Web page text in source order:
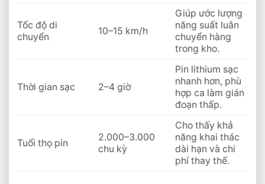
Tốc độ di
chuyển
10–15 km/h
Giúp ước lượng
năng suất luân
chuyển hàng
trong kho.
Thời gian sạc 2–4 giờ
Pin lithium sạc
nhanh hơn, phù
hợp ca làm gián
đoạn thấp.
Tuổi thọ pin
2.000–3.000
chu kỳ
Cho thấy khả
năng khai thác
dài hạn và chi
phí thay thế.